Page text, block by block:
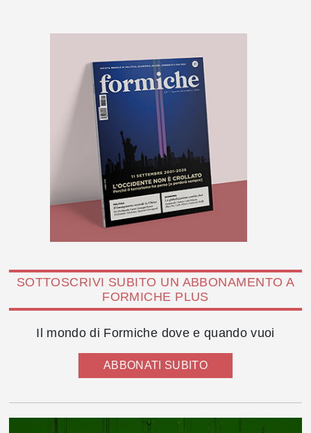
SOTTOSCRIVI SUBITO UN ABBONAMENTO A
FORMICHE PLUS
Il mondo di Formiche dove e quando vuoi
ABBONATI SUBITO